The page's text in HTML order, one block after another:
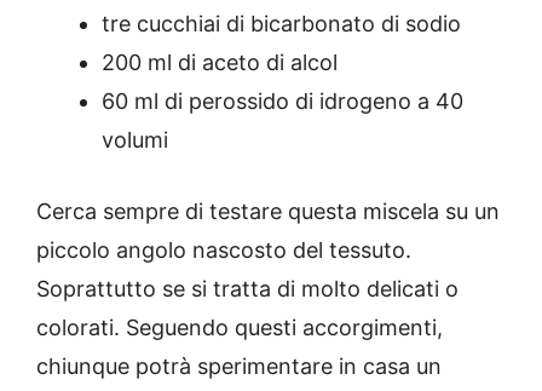
tre cucchiai di bicarbonato di sodio
200 ml di aceto di alcol
60 ml di perossido di idrogeno a 40
volumi
Cerca sempre di testare questa miscela su un
piccolo angolo nascosto del tessuto.
Soprattutto se si tratta di molto delicati o
colorati. Seguendo questi accorgimenti,
chiunque potrà sperimentare in casa un